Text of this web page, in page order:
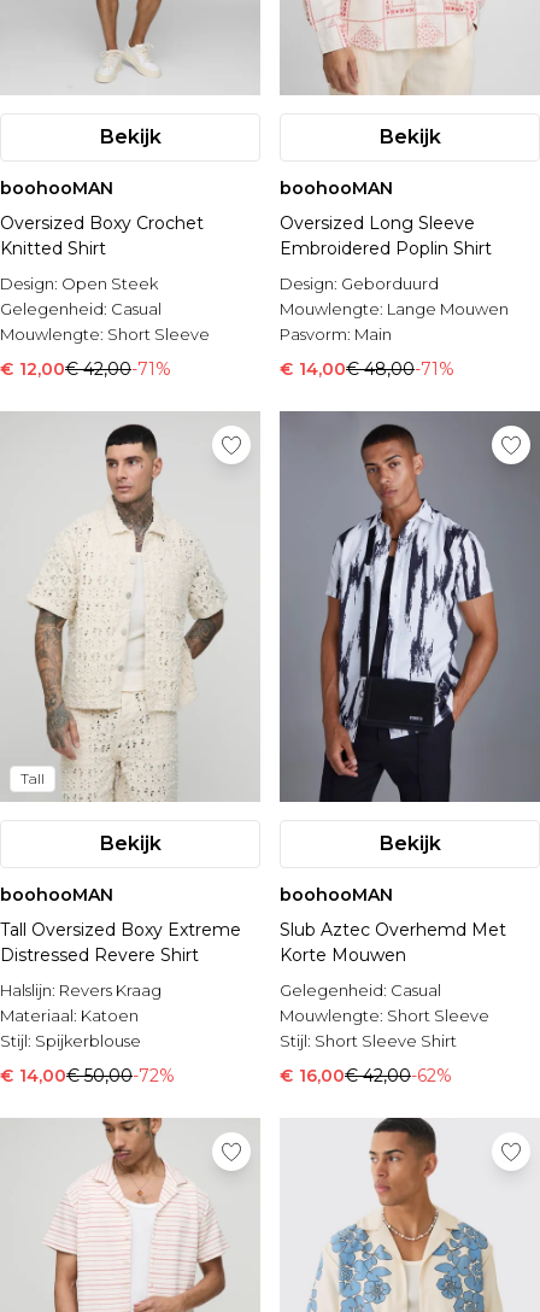
Bekijk
boohooMAN
Oversized Boxy Crochet
Knitted Shirt
Design: Open Steek
Gelegenheid: Casual
Mouwlengte: Short Sleeve
€ 12,00€ 42,00-71%
Bekijk
boohooMAN
Oversized Long Sleeve
Embroidered Poplin Shirt
Design: Geborduurd
Mouwlengte: Lange Mouwen
Pasvorm: Main
€ 14,00€ 48,00-71%
Tall
Bekijk
boohooMAN
Tall Oversized Boxy Extreme
Distressed Revere Shirt
Halslijn: Revers Kraag
Materiaal: Katoen
Stijl: Spijkerblouse
€ 14,00€ 50,00-72%
Bekijk
boohooMAN
Slub Aztec Overhemd Met
Korte Mouwen
Gelegenheid: Casual
Mouwlengte: Short Sleeve
Stijl: Short Sleeve Shirt
€ 16,00€ 42,00-62%